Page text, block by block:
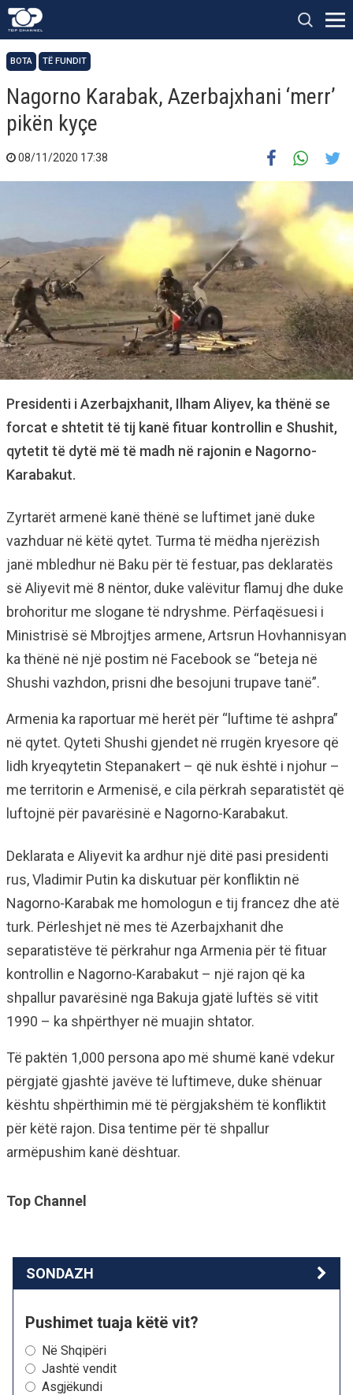
BOTA TË FUNDIT
Nagorno Karabak, Azerbajxhani ‘merr’
pikën kyçe
08/11/2020 17:38
Presidenti i Azerbajxhanit, Ilham Aliyev, ka thënë se
forcat e shtetit të tij kanë fituar kontrollin e Shushit,
qytetit të dytë më të madh në rajonin e Nagorno-
Karabakut.
Zyrtarët armenë kanë thënë se luftimet janë duke
vazhduar në këtë qytet. Turma të mëdha njerëzish
janë mbledhur në Baku për të festuar, pas deklaratës
së Aliyevit më 8 nëntor, duke valëvitur flamuj dhe duke
brohoritur me slogane të ndryshme. Përfaqësuesi i
Ministrisë së Mbrojtjes armene, Artsrun Hovhannisyan
ka thënë në një postim në Facebook se “beteja në
Shushi vazhdon, prisni dhe besojuni trupave tanë”.
Armenia ka raportuar më herët për “luftime të ashpra”
në qytet. Qyteti Shushi gjendet në rrugën kryesore që
lidh kryeqytetin Stepanakert – që nuk është i njohur –
me territorin e Armenisë, e cila përkrah separatistët që
luftojnë për pavarësinë e Nagorno-Karabakut.
Deklarata e Aliyevit ka ardhur një ditë pasi presidenti
rus, Vladimir Putin ka diskutuar për konfliktin në
Nagorno-Karabak me homologun e tij francez dhe atë
turk. Përleshjet në mes të Azerbajxhanit dhe
separatistëve të përkrahur nga Armenia për të fituar
kontrollin e Nagorno-Karabakut – një rajon që ka
shpallur pavarësinë nga Bakuja gjatë luftës së vitit
1990 – ka shpërthyer në muajin shtator.
Të paktën 1,000 persona apo më shumë kanë vdekur
përgjatë gjashtë javëve të luftimeve, duke shënuar
kështu shpërthimin më të përgjakshëm të konfliktit
për këtë rajon. Disa tentime për të shpallur
armëpushim kanë dështuar.
Top Channel
SONDAZH
Pushimet tuaja këtë vit?
Në Shqipëri
Jashtë vendit
Asgjëkundi